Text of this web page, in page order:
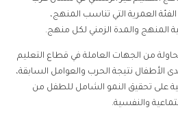
العمرية التي تناسب المنهج،
المنهج والمدة الزمني لكل منهج.
من الجهات العاملة في قطاع التعليم
نتيجة الحرب والعوامل السابقة،
على تحقيق النمو الشامل للطفل من
والنفسية.